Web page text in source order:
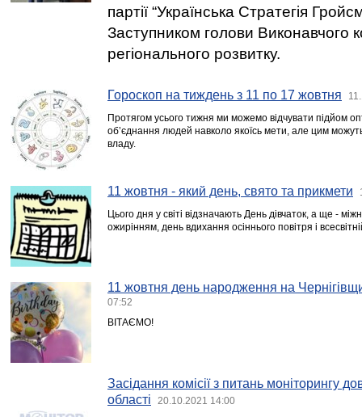
партії “Українська Стратегія
Заступником голови Виконавчого
регіонального розвитку.
Гороскоп на тиждень з 11 по 17 жовтня
Протягом усього тижня ми можемо відчувати підйом
об’єднання людей навколо якоїсь мети, але цим
владу.
11 жовтня - який день, свято та прикмети
Цього дня у світі відзначають День дівчаток, а ще -
ожирінням, день вдихання осіннього повітря і
11 жовтня день народження на
07:52
ВІТАЄМО!
Засідання комісії з питань моніторингу
області
20.10.2021 14:00